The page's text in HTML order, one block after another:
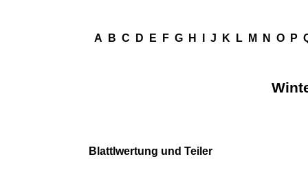
A B C D E F G H J K L M N O P
Blattlwertung und Teiler